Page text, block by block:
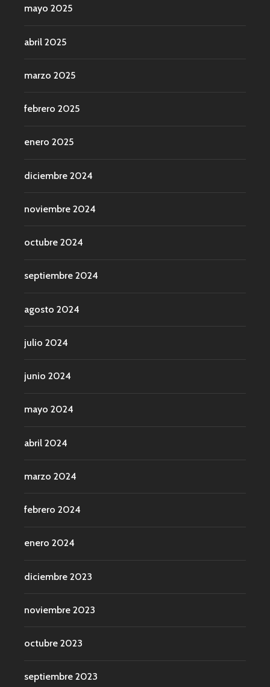
mayo 2025
abril 2025
marzo 2025
febrero 2025
enero 2025
diciembre 2024
noviembre 2024
octubre 2024
septiembre 2024
agosto 2024
julio 2024
junio 2024
mayo 2024
abril 2024
marzo 2024
febrero 2024
enero 2024
diciembre 2023
noviembre 2023
octubre 2023
septiembre 2023